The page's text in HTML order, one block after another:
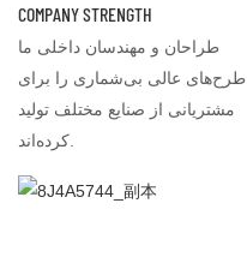
COMPANY STRENGTH
طراحان و مهندسان داخلی ما
طرح‌های عالی بی‌شماری را برای
مشتریانی از صنایع مختلف تولید